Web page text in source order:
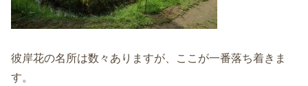
彼岸花の名所は数々ありますが、ここが一番落ち着きま
す。